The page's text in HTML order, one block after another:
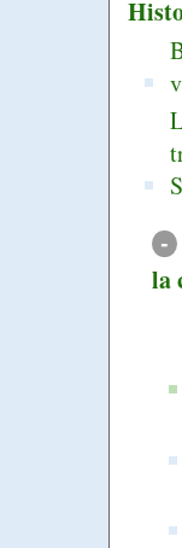
-
la